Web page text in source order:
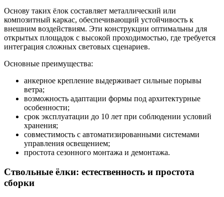
Основу таких ёлок составляет металлический или
композитный каркас, обеспечивающий устойчивость к
внешним воздействиям. Эти конструкции оптимальны для
открытых площадок с высокой проходимостью, где требуется
интеграция сложных световых сценариев.
Основные преимущества:
анкерное крепление выдерживает сильные порывы
ветра;
возможность адаптации формы под архитектурные
особенности;
срок эксплуатации до 10 лет при соблюдении условий
хранения;
совместимость с автоматизированными системами
управления освещением;
простота сезонного монтажа и демонтажа.
Ствольные ёлки: естественность и простота
сборки